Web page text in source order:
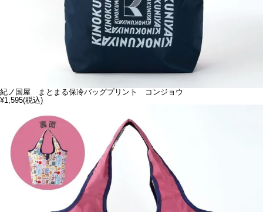
紀ノ国屋 まとまる保冷バッグプリント コンジョウ
¥1,595(税込)